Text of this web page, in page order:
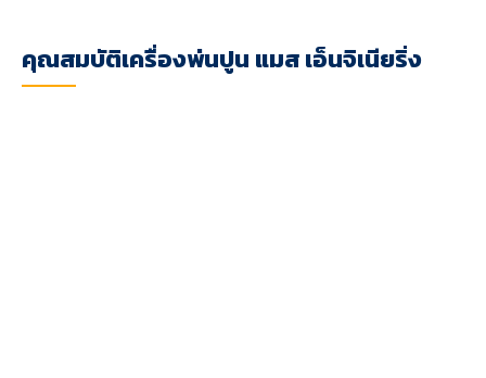
คุณสมบัติเครื่องพ่นปูน แมส เอ็นจิเนียริ่ง